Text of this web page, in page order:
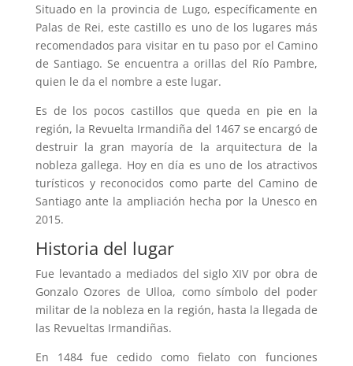
Situado en la provincia de Lugo, específicamente en
Palas de Rei, este castillo es uno de los lugares más
recomendados para visitar en tu paso por el Camino
de Santiago. Se encuentra a orillas del Río Pambre,
quien le da el nombre a este lugar.
Es de los pocos castillos que queda en pie en la
región, la Revuelta Irmandiña del 1467 se encargó de
destruir la gran mayoría de la arquitectura de la
nobleza gallega. Hoy en día es uno de los atractivos
turísticos y reconocidos como parte del Camino de
Santiago ante la ampliación hecha por la Unesco en
2015.
Historia del lugar
Fue levantado a mediados del siglo XIV por obra de
Gonzalo Ozores de Ulloa, como símbolo del poder
militar de la nobleza en la región, hasta la llegada de
las Revueltas Irmandiñas.
En 1484 fue cedido como fielato con funciones